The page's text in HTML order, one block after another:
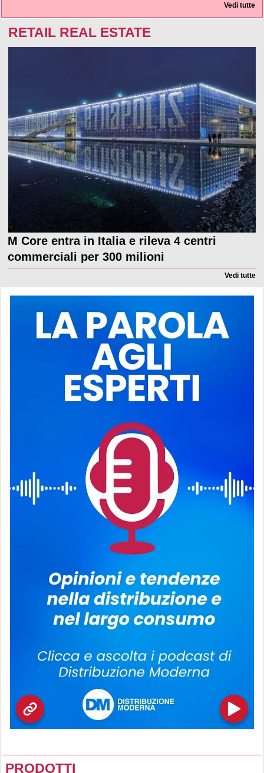
Vedi tutte
RETAIL REAL ESTATE
M Core entra in Italia e rileva 4 centri
commerciali per 300 milioni
Vedi tutte
PRODOTTI